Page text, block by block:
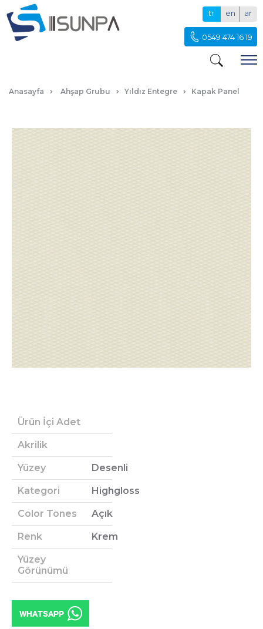
tr en ar
0549 474 16 19
Anasayfa Ahşap Grubu Yıldız Entegre Kapak Panel
Ürün İçi Adet
Akrilik
Yüzey Desenli
Kategori Highgloss
Color Tones Açık
Renk Krem
Yüzey
Görünümü